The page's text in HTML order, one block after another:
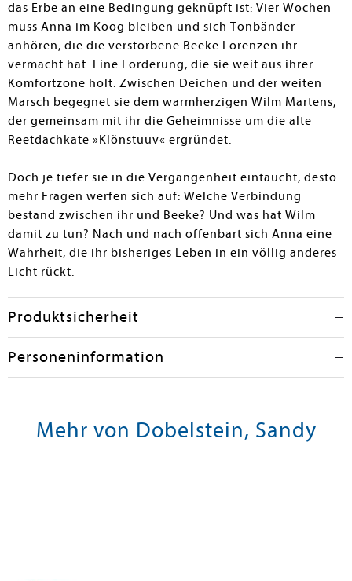
das Erbe an eine Bedingung geknüpft ist: Vier Wochen
muss Anna im Koog bleiben und sich Tonbänder
anhören, die die verstorbene Beeke Lorenzen ihr
vermacht hat. Eine Forderung, die sie weit aus ihrer
Komfortzone holt. Zwischen Deichen und der weiten
Marsch begegnet sie dem warmherzigen Wilm Martens,
der gemeinsam mit ihr die Geheimnisse um die alte
Reetdachkate »Klönstuuv« ergründet.
Doch je tiefer sie in die Vergangenheit eintaucht, desto
mehr Fragen werfen sich auf: Welche Verbindung
bestand zwischen ihr und Beeke? Und was hat Wilm
damit zu tun? Nach und nach offenbart sich Anna eine
Wahrheit, die ihr bisheriges Leben in ein völlig anderes
Licht rückt.
Produktsicherheit
Personeninformation
Mehr von Dobelstein, Sandy